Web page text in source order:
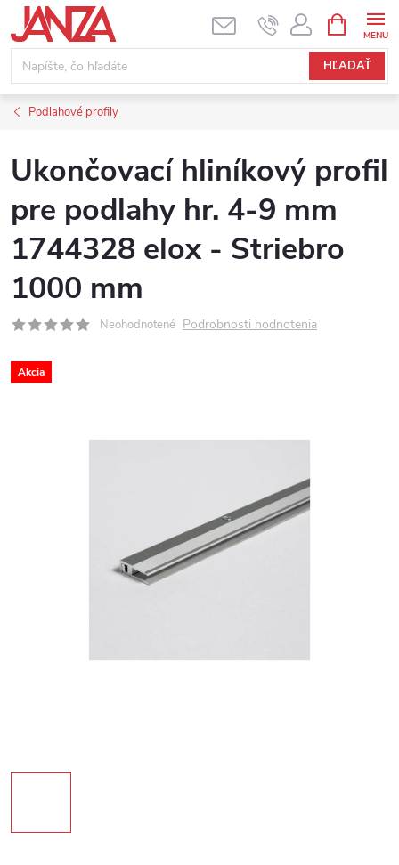
Prejsť na obsah
HĽADAŤ
Podlahové profily
Ukončovací hliníkový profil
pre podlahy hr. 4-9 mm
1744328 elox - Striebro
1000 mm
Neohodnotené Podrobnosti hodnotenia
Akcia